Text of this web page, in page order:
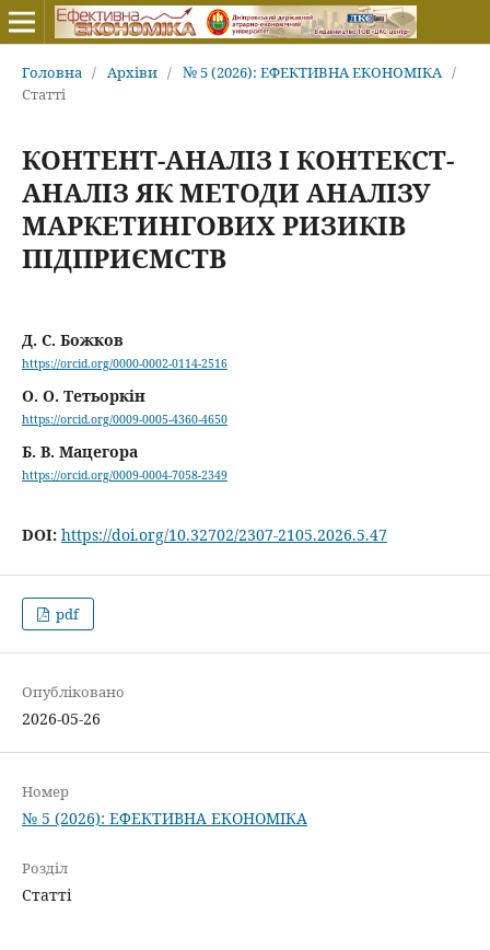
Головна / Архіви / № 5 (2026): ЕФЕКТИВНА ЕКОНОМІКА /
Статті
КОНТЕНТ-АНАЛІЗ І КОНТЕКСТ-
АНАЛІЗ ЯК МЕТОДИ АНАЛІЗУ
МАРКЕТИНГОВИХ РИЗИКІВ
ПІДПРИЄМСТВ
Д. С. Божков
https://orcid.org/0000-0002-0114-2516
О. О. Тетьоркін
https://orcid.org/0009-0005-4360-4650
Б. В. Мацегора
https://orcid.org/0009-0004-7058-2349
DOI: https://doi.org/10.32702/2307-2105.2026.5.47
pdf
Опубліковано
2026-05-26
Номер
№ 5 (2026): ЕФЕКТИВНА ЕКОНОМІКА
Розділ
Статті